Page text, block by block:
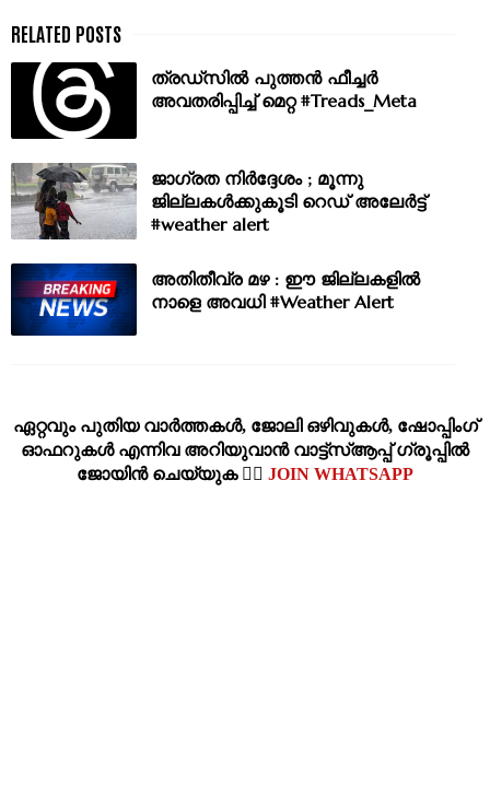
ത്രഡ്‌സില്‍ പുത്തൻ ഫീച്ചർ
അവതരിപ്പിച്ച് മെറ്റ #Treads_Meta
ജാഗ്രത നിർദ്ദേശം ; മൂന്നു
ജില്ലകൾക്കുകൂടി റെഡ് അലേർട്ട്
#weather alert
അതിതീവ്ര മഴ : ഈ ജില്ലകളിൽ
നാളെ അവധി #Weather Alert
ഏറ്റവും പുതിയ വാര്‍ത്തകള്‍, ജോലി ഒഴിവുകള്‍, ഷോപ്പിംഗ്‌
ഓഫറുകള്‍ എന്നിവ അറിയുവാന്‍ വാട്ട്സ്ആപ്പ് ഗ്രൂപ്പില്‍
ജോയിന്‍ ചെയ്യുക 👉🏽 JOIN WHATSAPP